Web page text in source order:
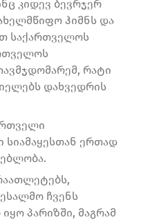
კიდევ ბევრჯერ
ჰიმნს და
საქართველოს
რატი
დახვედრის
სიამაყესთან ერთად
ჩვენს
პარიზში, მაგრამ